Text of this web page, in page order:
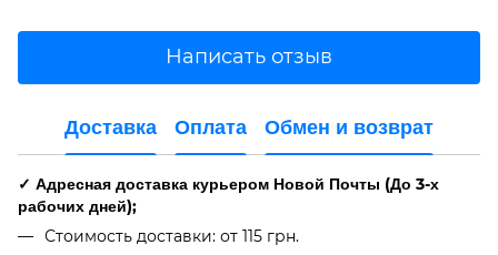
Написать отзыв
Доставка Оплата Обмен и возврат
✓ Адресная доставка курьером Новой Почты (До 3-х
рабочих дней);
Стоимость доставки: от 115 грн.